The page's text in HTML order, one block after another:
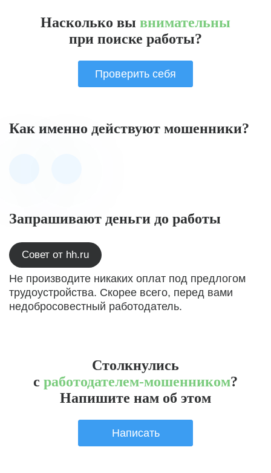
Насколько вы внимательны
при поиске работы?
Проверить себя
Как именно действуют мошенники?
Запрашивают деньги до работы
Совет от hh.ru
Не производите никаких оплат под предлогом
трудоустройства. Скорее всего, перед вами
недобросовестный работодатель.
Столкнулись
с работодателем-мошенником?
Напишите нам об этом
Написать